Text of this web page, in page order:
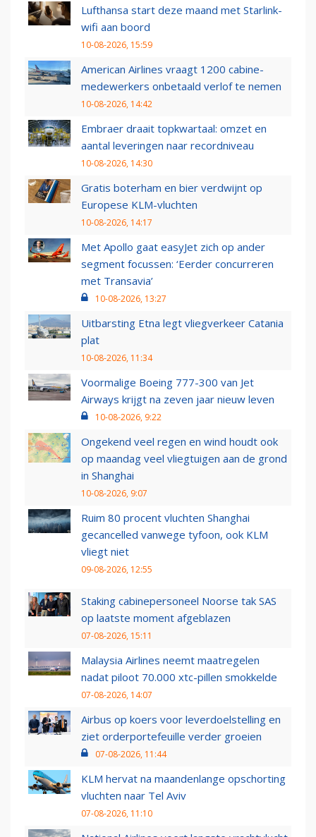
Lufthansa start deze maand met Starlink-
wifi aan boord
10-08-2026, 15:59
American Airlines vraagt 1200 cabine-
medewerkers onbetaald verlof te nemen
10-08-2026, 14:42
Embraer draait topkwartaal: omzet en
aantal leveringen naar recordniveau
10-08-2026, 14:30
Gratis boterham en bier verdwijnt op
Europese KLM-vluchten
10-08-2026, 14:17
Met Apollo gaat easyJet zich op ander
segment focussen: ‘Eerder concurreren
met Transavia’
10-08-2026, 13:27
Uitbarsting Etna legt vliegverkeer Catania
plat
10-08-2026, 11:34
Voormalige Boeing 777-300 van Jet
Airways krijgt na zeven jaar nieuw leven
10-08-2026, 9:22
Ongekend veel regen en wind houdt ook
op maandag veel vliegtuigen aan de grond
in Shanghai
10-08-2026, 9:07
Ruim 80 procent vluchten Shanghai
gecancelled vanwege tyfoon, ook KLM
vliegt niet
09-08-2026, 12:55
Staking cabinepersoneel Noorse tak SAS
op laatste moment afgeblazen
07-08-2026, 15:11
Malaysia Airlines neemt maatregelen
nadat piloot 70.000 xtc-pillen smokkelde
07-08-2026, 14:07
Airbus op koers voor leverdoelstelling en
ziet orderportefeuille verder groeien
07-08-2026, 11:44
KLM hervat na maandenlange opschorting
vluchten naar Tel Aviv
07-08-2026, 11:10